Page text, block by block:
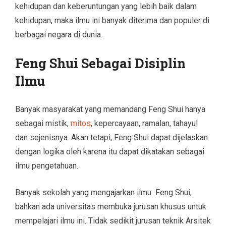
kehidupan dan keberuntungan yang lebih baik dalam
kehidupan, maka ilmu ini banyak diterima dan populer di
berbagai negara di dunia.
Feng Shui Sebagai Disiplin
Ilmu
Banyak masyarakat yang memandang Feng Shui hanya
sebagai mistik, mitos, kepercayaan, ramalan, tahayul
dan sejenisnya. Akan tetapi, Feng Shui dapat dijelaskan
dengan logika oleh karena itu dapat dikatakan sebagai
ilmu pengetahuan.
Banyak sekolah yang mengajarkan ilmu Feng Shui,
bahkan ada universitas membuka jurusan khusus untuk
mempelajari ilmu ini. Tidak sedikit jurusan teknik Arsitek